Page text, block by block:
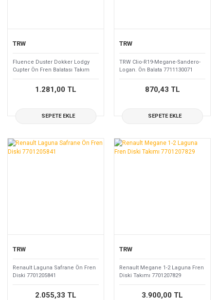
TRW
Fluence Duster Dokker Lodgy
Cupter Ön Fren Balatası Takım
410607115R
1.281,00 TL
SEPETE EKLE
TRW
TRW Clio-R19-Megane-Sandero-
Logan. Ön Balata 7711130071
870,43 TL
SEPETE EKLE
TRW
Renault Laguna Safrane Ön Fren
Diski 7701205841
2.055,33 TL
TRW
Renault Megane 1-2 Laguna Fren
Diski Takımı 7701207829
3.900,00 TL